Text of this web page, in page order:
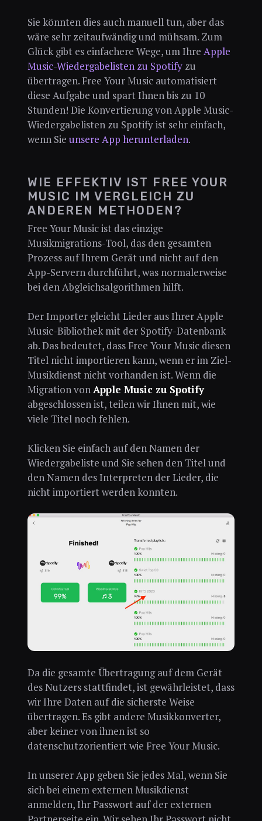
Sie könnten dies auch manuell tun, aber das
wäre sehr zeitaufwändig und mühsam. Zum
Glück gibt es einfachere Wege, um Ihre Apple
Music-Wiedergabelisten zu Spotifyzu
übertragen. Free Your Music automatisiert
diese Aufgabe und spart Ihnen bis zu 10
Stunden! Die Konvertierung von Apple Music-
Wiedergabelisten zu Spotify ist sehr einfach,
wenn Sie unsere App herunterladen.
WIE EFFEKTIV IST FREE YOUR
MUSIC IM VERGLEICH ZU
ANDEREN METHODEN?
Free Your Music ist das einzige
Musikmigrations-Tool, das den gesamten
Prozess auf Ihrem Gerät und nicht auf den
App-Servern durchführt, was normalerweise
bei den Abgleichsalgorithmen hilft.
Der Importer gleicht Lieder aus Ihrer Apple
Music-Bibliothek mit der Spotify-Datenbank
ab. Das bedeutet, dass Free Your Music diesen
Titel nicht importieren kann, wenn er im Ziel-
Musikdienst nicht vorhanden ist. Wenn die
Migration vonApple Music zu Spotify
abgeschlossen ist, teilen wir Ihnen mit, wie
viele Titel noch fehlen.
Klicken Sie einfach auf den Namen der
Wiedergabeliste und Sie sehen den Titel und
den Namen des Interpreten der Lieder, die
nicht importiert werden konnten.
Da die gesamte Übertragung auf dem Gerät
des Nutzers stattfindet, ist gewährleistet, dass
wir Ihre Daten auf die sicherste Weise
übertragen. Es gibt andere Musikkonverter,
aber keiner von ihnen ist so
datenschutzorientiert wie Free Your Music.
In unserer App geben Sie jedes Mal, wenn Sie
sich bei einem externen Musikdienst
anmelden, Ihr Passwort auf der externen